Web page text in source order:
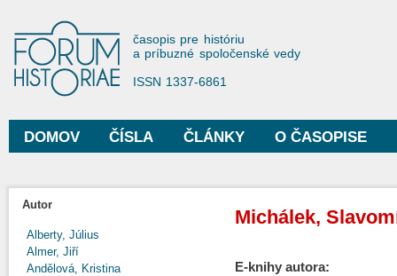
Forum Historiae
časopis pre históriu
a príbuzné spoločenské vedy
ISSN 1337-6861
Hlavné menu
DOMOV ČÍSLA ČLÁNKY O ČASOPISE
Autor
Alberty, Július
Almer, Jiří
Andělová, Kristina
Michálek,
E-knihy autora: